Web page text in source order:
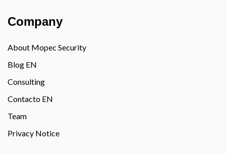
Company
About Mopec Security
Blog EN
Consulting
Contacto EN
Team
Privacy Notice